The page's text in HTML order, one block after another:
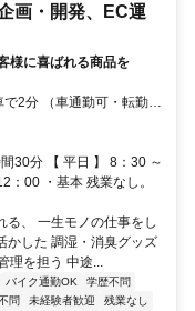
画・開発、EC運
様に喜ばれる商品を
2分 （車通勤可・転勤な
30分 【 平日 】 8：30 ～
：00 ・基本 残業なし。
る、 一生モノの仕事をし
かした 調湿・消臭グッズ
を担う 中途...
バイク通勤OK
学歴不問
問 未経験者歓迎
残業なし